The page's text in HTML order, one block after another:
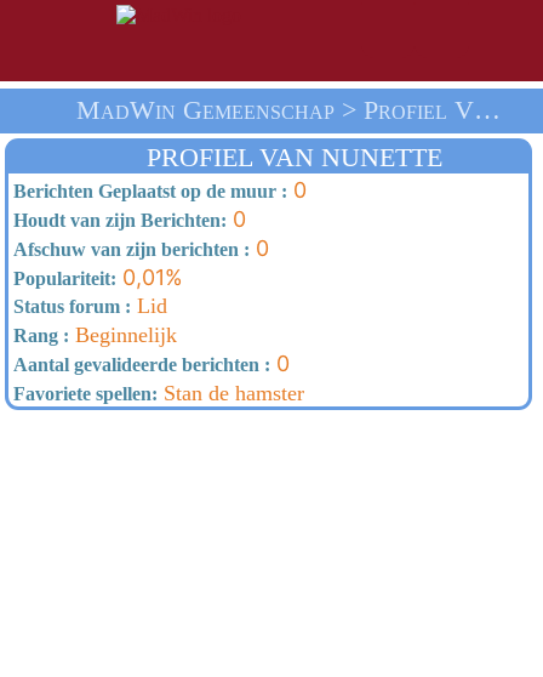
MadWin Gemeenschap > Profiel Van Nunette > Thuis
PROFIEL VAN NUNETTE
Berichten Geplaatst op de muur : 0
Houdt van zijn Berichten: 0
Afschuw van zijn berichten : 0
Populariteit: 0,01%
Status forum : Lid
Rang : Beginnelijk
Aantal gevalideerde berichten : 0
Favoriete spellen: Stan de hamster